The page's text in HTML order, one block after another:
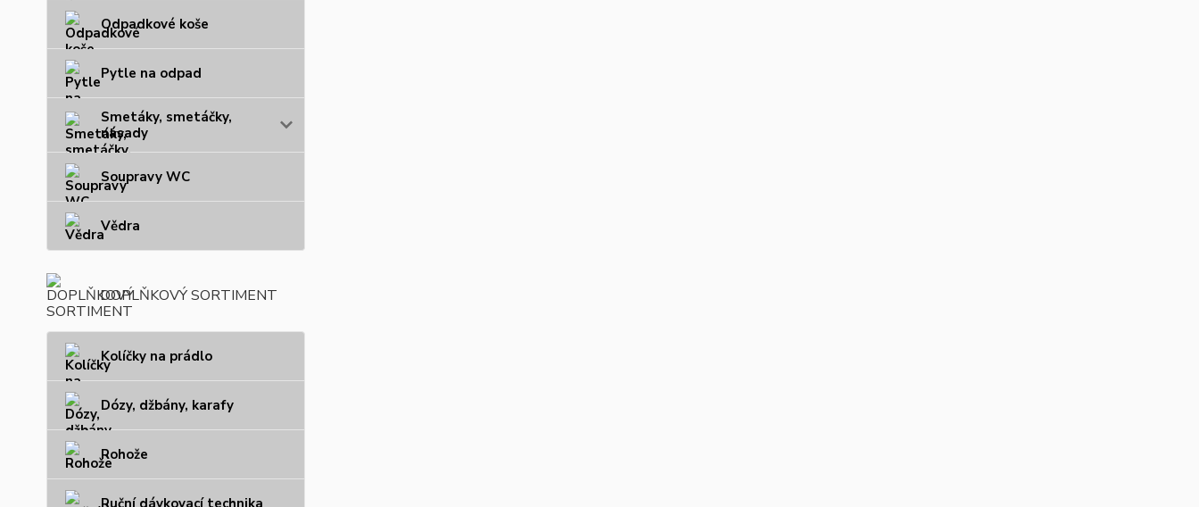
Odpadkové koše
Pytle na odpad
Smetáky, smetáčky,
násady
Soupravy WC
Vědra
DOPLŇKOVÝ SORTIMENT
Kolíčky na prádlo
Dózy, džbány, karafy
Rohože
Ruční dávkovací technika